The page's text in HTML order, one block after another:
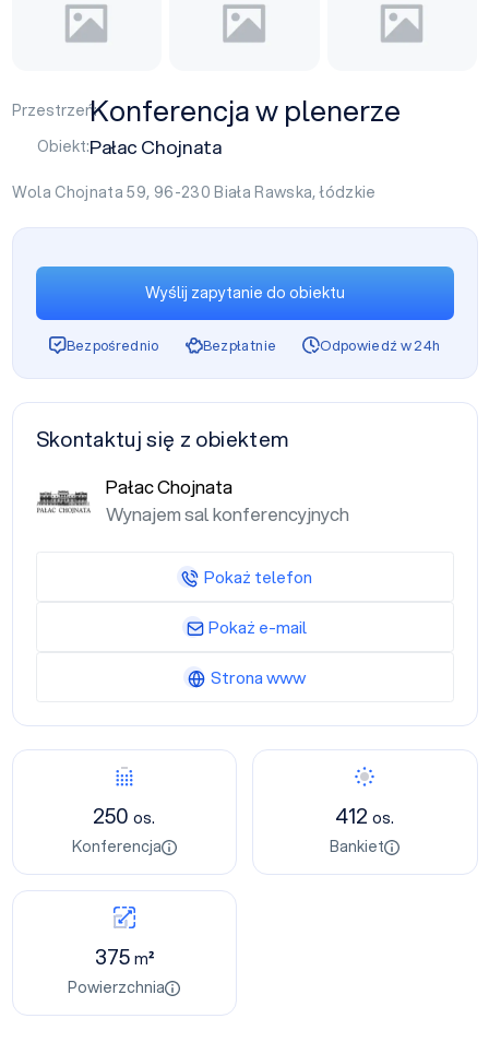
Przestrzeń:Konferencja w plenerze
Obiekt:Pałac Chojnata
Wola Chojnata 59, 96-230Biała Rawska,łódzkie
250os.
Konferencja
412os.
Bankiet
375m²
Powierzchnia
Wyślij zapytanie do obiektu
Bezpośrednio Bezpłatnie Odpowiedź w 24h
Skontaktuj się z obiektem
Pałac Chojnata
Wynajem sal konferencyjnych
Pokaż telefon
Pokaż e-mail
Strona www